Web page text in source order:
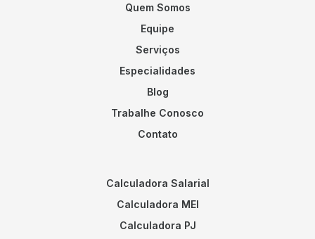
Quem Somos
Equipe
Serviços
Especialidades
Blog
Trabalhe Conosco
Contato
Calculadora Salarial
Calculadora MEI
Calculadora PJ